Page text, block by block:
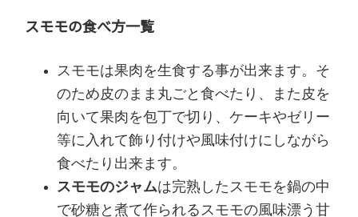
スモモの食べ方一覧
スモモは果肉を生食する事が出来ます。そ
のため皮のまま丸ごと食べたり、また皮を
向いて果肉を包丁で切り、ケーキやゼリー
等に入れて飾り付けや風味付けにしながら
食べたり出来ます。
スモモのジャムは完熟したスモモを鍋の中
で砂糖と煮て作られるスモモの風味漂う甘